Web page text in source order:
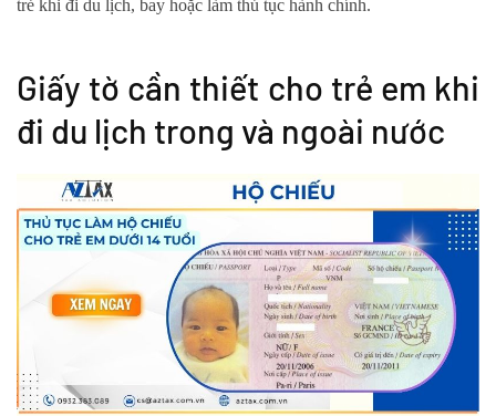
trẻ khi đi du lịch, bay hoặc làm thủ tục hành chính.
Giấy tờ cần thiết cho trẻ em khi
đi du lịch trong và ngoài nước